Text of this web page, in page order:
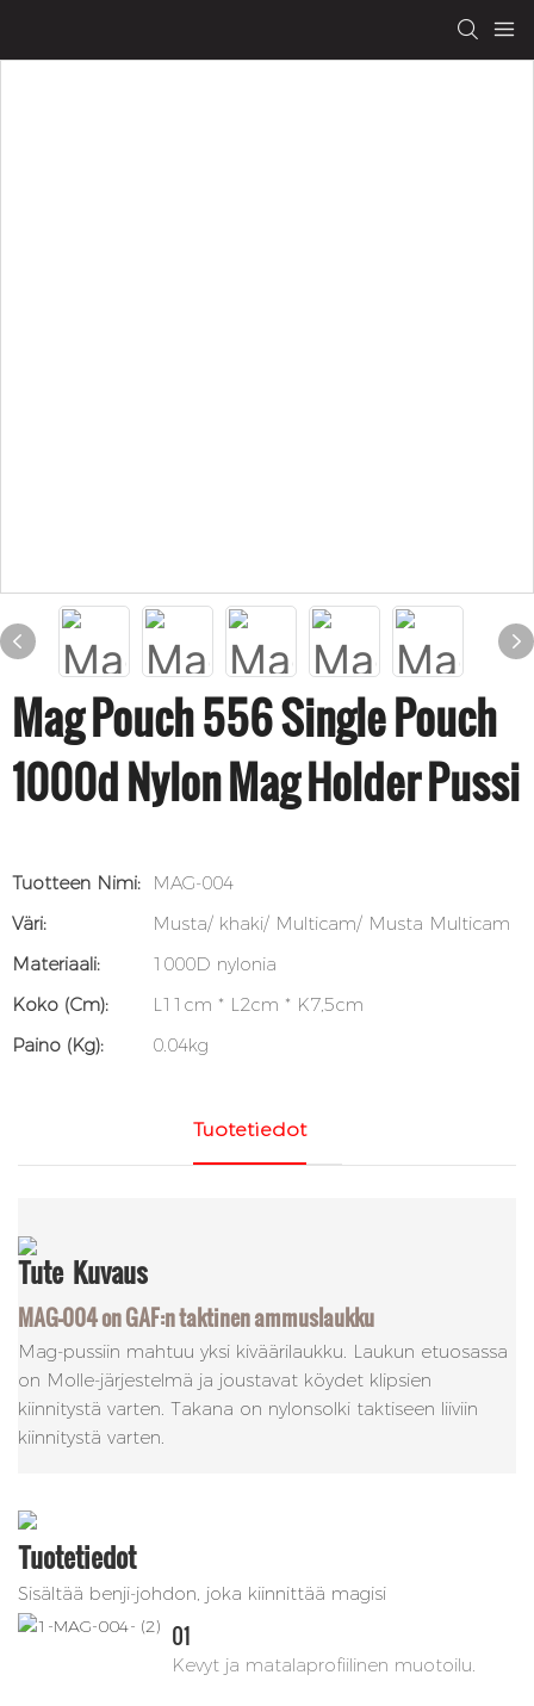
Mag Pouch 556 Single Pouch
1000d Nylon Mag Holder Pussi
Tuotteen Nimi:
MAG-004
Väri:
Musta/ khaki/ Multicam/ Musta Multicam
Materiaali:
1000D nylonia
Koko (cm):
L11cm * L2cm * K7,5cm
Paino (kg):
0.04kg
Tuotetiedot
Tute Kuvaus
MAG-004 on GAF:n taktinen ammuslaukku
Mag-pussiin mahtuu yksi kiväärilaukku. Laukun etuosassa
on Molle-järjestelmä ja joustavat köydet klipsien
kiinnitystä varten. Takana on nylonsolki taktiseen liiviin
kiinnitystä varten.
Tuotetiedot
Sisältää benji-johdon, joka kiinnittää magisi
01
Kevyt ja matalaprofiilinen muotoilu.